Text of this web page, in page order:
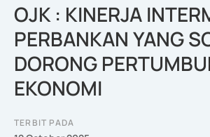
OJK : KINERJA
PERBANKAN YANG
DORONG
EKONOMI
TERBIT PADA